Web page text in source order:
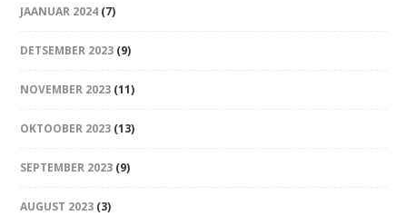
JAANUAR 2024 (7)
DETSEMBER 2023 (9)
NOVEMBER 2023 (11)
OKTOOBER 2023 (13)
SEPTEMBER 2023 (9)
AUGUST 2023 (3)